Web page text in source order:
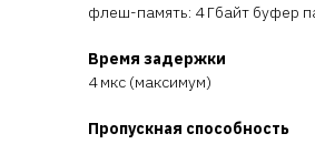
флеш-память: 4 Гбайт буфер
Время задержки
4 мкс (максимум)
Пропускная способность